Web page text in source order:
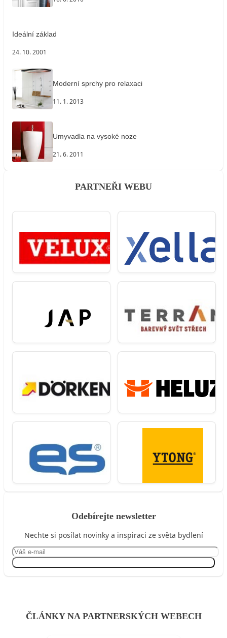
Ideální základ
24. 10. 2001
Moderní sprchy pro relaxaci
11. 1. 2013
Umyvadla na vysoké noze
21. 6. 2011
PARTNEŘI WEBU
Odebírejte newsletter
Nechte si posílat novinky a inspiraci ze světa bydlení
ČLÁNKY NA PARTNERSKÝCH WEBECH